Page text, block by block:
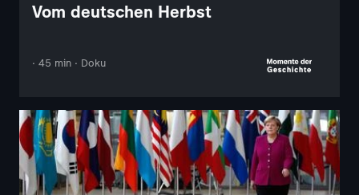
Vom deutschen Herbst
· 45 min · Doku